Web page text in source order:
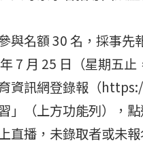
與名額 30 名，採事先
7 月 25 日（星期五止
資訊網登錄報（
」（上方功能列），
直播，未錄取者或未